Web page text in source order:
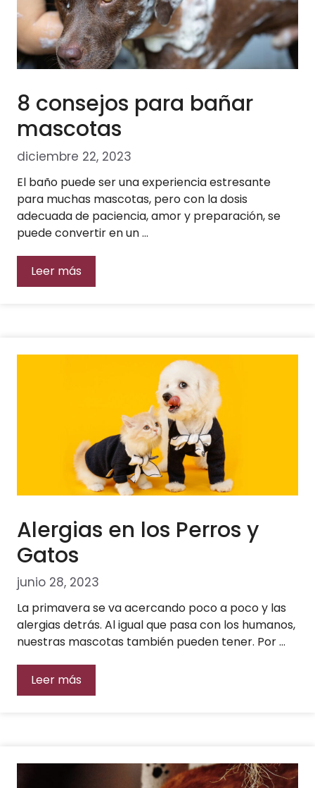
8 consejos para bañar
mascotas
diciembre 22, 2023
El baño puede ser una experiencia estresante
para muchas mascotas, pero con la dosis
adecuada de paciencia, amor y preparación, se
puede convertir en un …
Leer más
Alergias en los Perros y
Gatos
junio 28, 2023
La primavera se va acercando poco a poco y las
alergias detrás. Al igual que pasa con los humanos,
nuestras mascotas también pueden tener. Por …
Leer más